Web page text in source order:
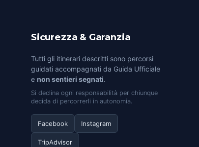
Sicurezza & Garanzia
Tutti gli itinerari descritti sono percorsi
guidati accompagnati da Guida Ufficiale
e non sentieri segnati.
Si declina ogni responsabilità per chiunque
decida di percorrerli in autonomia.
Facebook Instagram
TripAdvisor